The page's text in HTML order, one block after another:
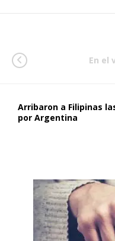
En el
Arribaron a Filipinas
por Argentina